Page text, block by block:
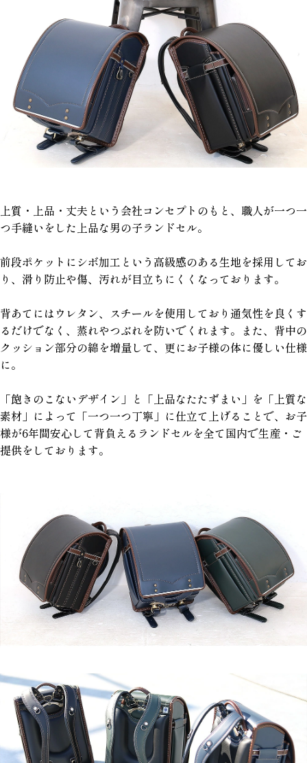
上質・上品・丈夫という会社コンセプトのもと、職人が一つ一
つ手縫いをした上品な男の子ランドセル。
前段ポケットにシボ加工という高級感のある生地を採用してお
り、滑り防止や傷、汚れが目立ちにくくなっております。
背あてにはウレタン、スチールを使用しており通気性を良くす
るだけでなく、蒸れやつぶれを防いでくれます。また、背中の
クッション部分の綿を増量して、更にお子様の体に優しい仕様
に。
「飽きのこないデザイン」と「上品なたたずまい」を「上質な
素材」によって「一つ一つ丁寧」に仕立て上げることで、お子
様が6年間安心して背負えるランドセルを全て国内で生産・ご
提供をしております。